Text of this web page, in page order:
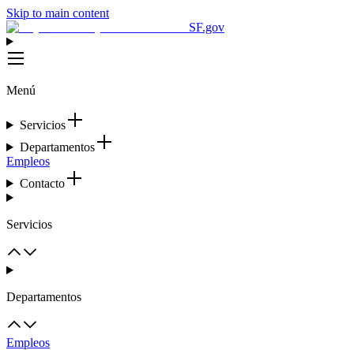
Skip to main content
SF.gov
Menú
Servicios
Departamentos
Empleos
Contacto
Servicios
Departamentos
Empleos